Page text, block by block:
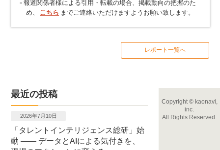
報道関係者様による引用・転載の場合、掲載動向の把握のた
め、
こちら までご連絡いただけますようお願い致します。
レポート一覧へ
最近の投稿
2026年7月10日
「タレントインテリジェンス総研」始
動 ―― データとAIによる気付きを、
Copyright ©kaonavi,
inc.
All Rights Reserved.